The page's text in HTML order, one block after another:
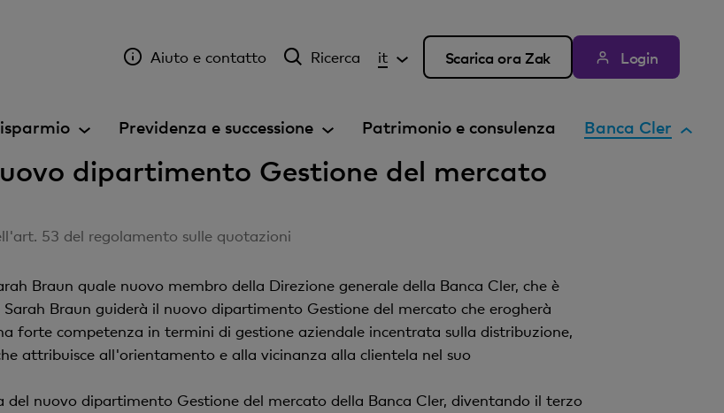
Aiuto e contatto Ricerca it Scarica ora Zak Login
Previdenza e successione Patrimonio e consulenza Banca Cler
dipartimento Gestione del mercato
53 del regolamento sulle quotazioni
Braun quale nuovo membro della Direzione generale della Banca Cler, che è
Braun guiderà il nuovo dipartimento Gestione del mercato che erogherà
forte competenza in termini di gestione aziendale incentrata sulla distribuzione,
attribuisce all'orientamento e alla vicinanza alla clientela nel suo
del nuovo dipartimento Gestione del mercato della Banca Cler, diventando il terzo